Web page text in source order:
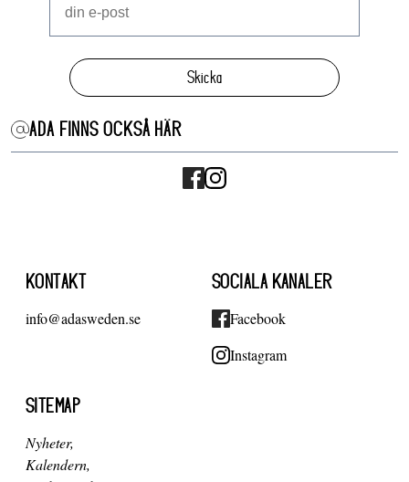
Skicka
ADA FINNS OCKSÅ HÄR
KONTAKT
info@adasweden.se
SOCIALA KANALER
Facebook
Instagram
SITEMAP
Nyheter
Kalendern